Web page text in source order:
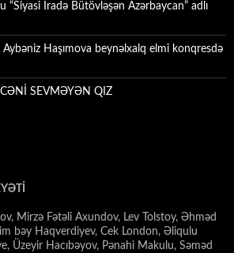
İradə Bütövləşən Azərbaycan” adlı
Aybəniz Haşımova beynəlxalq elmi konqresdə
SEVMƏYƏN QIZ
Mirzə Fətəli Axundov, Lev Tolstoy, Əhməd
bəy Haqverdiyev, Cek London, Əliqulu
Üzeyir Hacıbəyov, Pənahi Makulu, Səməd